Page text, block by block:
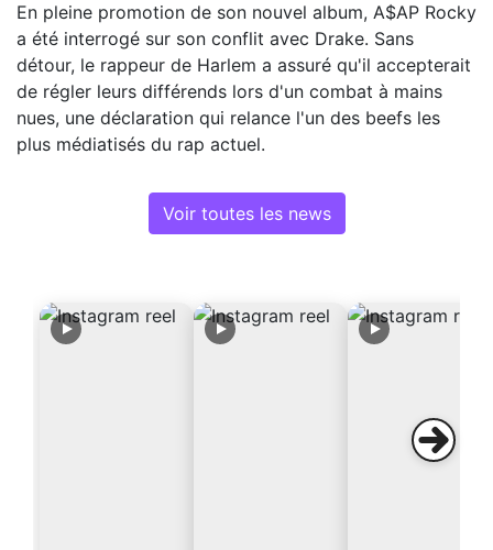
En pleine promotion de son nouvel album, A$AP Rocky
a été interrogé sur son conflit avec Drake. Sans
détour, le rappeur de Harlem a assuré qu'il accepterait
de régler leurs différends lors d'un combat à mains
nues, une déclaration qui relance l'un des beefs les
plus médiatisés du rap actuel.
Voir toutes les news